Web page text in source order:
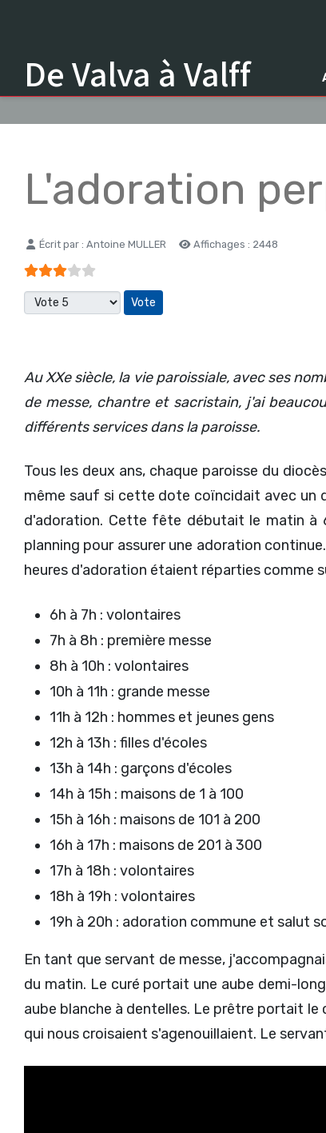
De Valva à Valff
L'adoration
Détails
Écrit par : Antoine MULLER Affichages : 2448
Vote utilisateur:
Veuillez voter
Au XXe siècle, la vie paroissiale, avec ses
de messe, chantre et sacristain, j'ai
différents services dans la paroisse.
Tous les deux ans, chaque paroisse du
même sauf si cette dote coïncidait avec un
d'adoration. Cette fête débutait le matin à
planning pour assurer une adoration
heures d'adoration étaient réparties comme
6h à 7h : volontaires
7h à 8h : première messe
8h à 10h : volontaires
10h à 11h : grande messe
11h à 12h : hommes et jeunes gens
12h à 13h : filles d'écoles
13h à 14h : garçons d'écoles
14h à 15h : maisons de 1 à 100
15h à 16h : maisons de 101 à 200
16h à 17h : maisons de 201 à 300
17h à 18h : volontaires
18h à 19h : volontaires
19h à 20h : adoration commune et salut
En tant que servant de messe,
du matin. Le curé portait une aube demi-
aube blanche à dentelles. Le prêtre portait
qui nous croisaient s'agenouillaient. Le